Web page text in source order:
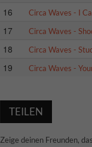
16 Circa Waves - I
17 Circa Waves -
18 Circa Waves -
19 Circa Waves -
TEILEN
Zeige deinen Freunden,